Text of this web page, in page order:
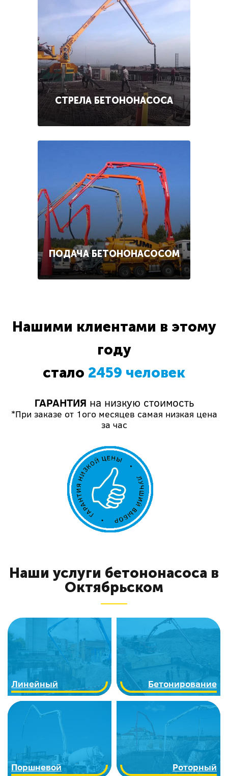
СТРЕЛА БЕТОНОНАСОСА
ПОДАЧА БЕТОНОНАСОСОМ
Нашими клиентами в этому
году
стало 2459 человек
ГАРАНТИЯ на низкую стоимость
*При заказе от 1ого месяцев самая низкая цена
за час
Наши услуги бетононасоса в
Октябрьском
Линейный Бетонирование
Поршневой Роторный